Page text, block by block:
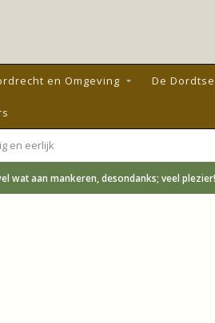
en Omgeving De
en eerlijk
wat aan mankeren, desondanks; veel plezier!